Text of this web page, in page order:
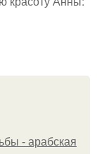
- арабская